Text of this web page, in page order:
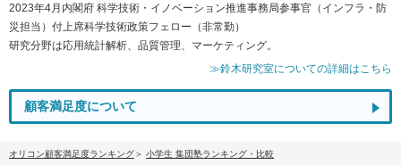
2023年4月内閣府 科学技術・イノベーション推進事務局参事官（インフラ・防
災担当）付上席科学技術政策フェロー（非常勤）
研究分野は応用統計解析、品質管理、マーケティング。
≫鈴木研究室についての詳細はこちら
顧客満足度について
オリコン顧客満足度ランキング
小学生 集団塾ランキング・比較